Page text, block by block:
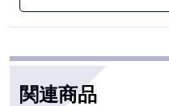
関連商品